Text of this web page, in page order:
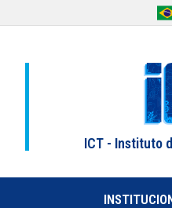
ICT - Instituto